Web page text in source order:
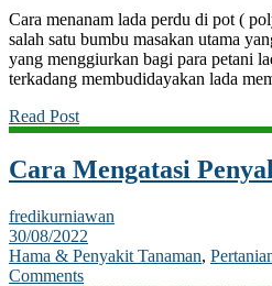
Cara menanam lada perdu di pot (
salah satu bumbu masakan utama
yang menggiurkan bagi para petani
terkadang membudidayakan lada
Read Post
Cara Mengatasi
fredikurniawan
30/08/2022
Hama & Penyakit Tanaman,
Comments